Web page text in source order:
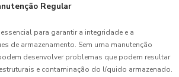
Regular
para garantir a integridade e a
de armazenamento. Sem uma manutenção
desenvolver problemas que podem resultar
e contaminação do líquido armazenado.